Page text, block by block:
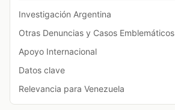
Investigación Argentina
Otras Denuncias y Casos Emblemáticos
Apoyo Internacional
Datos clave
Relevancia para Venezuela